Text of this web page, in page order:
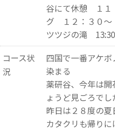
谷にて休憩 １１
グ １２：３０
ツツジの滝
コース状
況
四国で一番アケ
染まる
薬研谷、今年は
ょうど見ごろでし
昨日は２８度の
カタクリも帰り